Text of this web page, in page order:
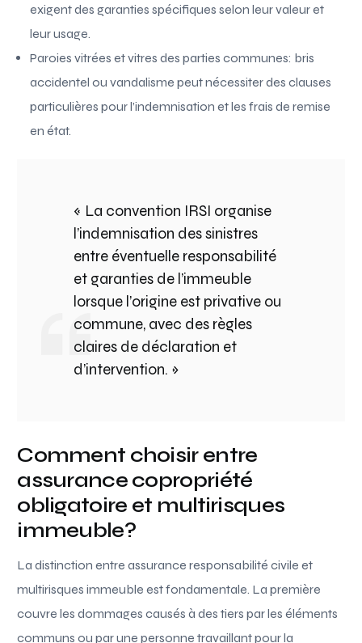
exigent des garanties spécifiques selon leur valeur et
leur usage.
Paroies vitrées et vitres des parties communes: bris
accidentel ou vandalisme peut nécessiter des clauses
particulières pour l’indemnisation et les frais de remise
en état.
« La convention IRSI organise
l’indemnisation des sinistres
entre éventuelle responsabilité
et garanties de l’immeuble
lorsque l’origine est privative ou
commune, avec des règles
claires de déclaration et
d’intervention. »
Comment choisir entre
assurance copropriété
obligatoire et multirisques
immeuble?
La distinction entre assurance responsabilité civile et
multirisques immeuble est fondamentale. La première
couvre les dommages causés à des tiers par les éléments
communs ou par une personne travaillant pour la